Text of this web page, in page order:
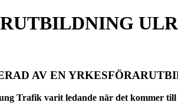
AV EN
Trafik varit ledande när det kommer